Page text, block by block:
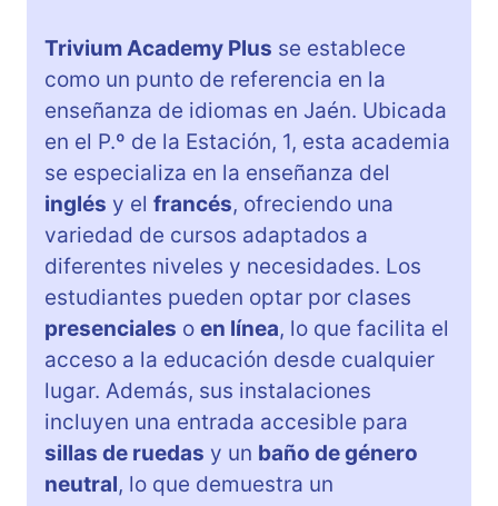
Trivium Academy Plus se establece
como un punto de referencia en la
enseñanza de idiomas en Jaén. Ubicada
en el P.º de la Estación, 1, esta academia
se especializa en la enseñanza del
inglés y el francés, ofreciendo una
variedad de cursos adaptados a
diferentes niveles y necesidades. Los
estudiantes pueden optar por clases
presenciales o en línea, lo que facilita el
acceso a la educación desde cualquier
lugar. Además, sus instalaciones
incluyen una entrada accesible para
sillas de ruedas y un baño de género
neutral, lo que demuestra un